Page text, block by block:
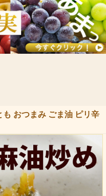
おつまみ ごま油 ピリ辛